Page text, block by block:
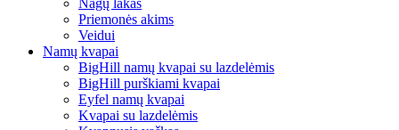
Nagų lakas
Priemonės akims
Veidui
Namų kvapai
BigHill namų kvapai su lazdelėmis
BigHill purškiami kvapai
Eyfel namų kvapai
Kvapai su lazdelėmis